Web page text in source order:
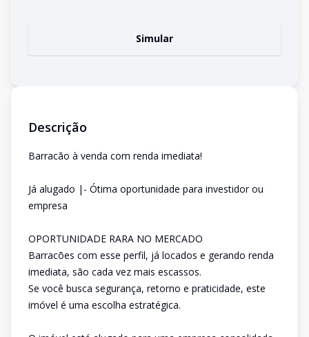
Simular
Descrição
Barracão à venda com renda imediata!
Já alugado |- Ótima oportunidade para investidor ou
empresa
OPORTUNIDADE RARA NO MERCADO
Barracões com esse perfil, já locados e gerando renda
imediata, são cada vez mais escassos.
Se você busca segurança, retorno e praticidade, este
imóvel é uma escolha estratégica.